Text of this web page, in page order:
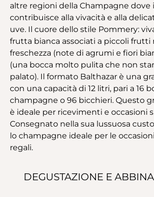
DEGUSTAZIONE E
altre regioni della Champagne dove
contribuisce alla vivacità e alla
uve. Il cuore dello stile Pommery:
frutta bianca associati a piccoli frutti
freschezza (note di agrumi e fiori
(una bocca molto pulita che non
palato). Il formato Balthazar è una
con una capacità di 12 litri, pari a 16
champagne o 96 bicchieri. Questo
è ideale per ricevimenti e occasioni
Consegnato nella sua lussuosa
lo champagne ideale per le
regali.